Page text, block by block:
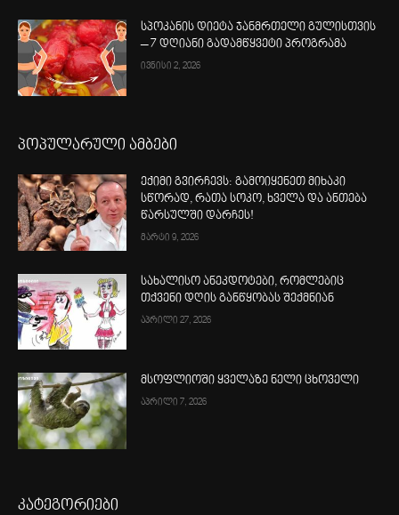
სპოკანის დიეტა ჯანმრთელი გულისთვის
– 7 დღიანი გადამწყვეტი პროგრამა
ივნისი 2, 2026
პოპულარული ამბები
ექიმი გვირჩევს: გამოიყენეთ მიხაკი
სწორად, რათა სოკო, ხველა და ანთება
წარსულში დარჩეს!
მარტი 9, 2026
სახალისო ანეკდოტები, რომლებიც
თქვენი დღის განწყობას შექმნიან
აპრილი 27, 2026
მსოფლიოში ყველაზე ნელი ცხოველი
აპრილი 7, 2026
კატეგორიები